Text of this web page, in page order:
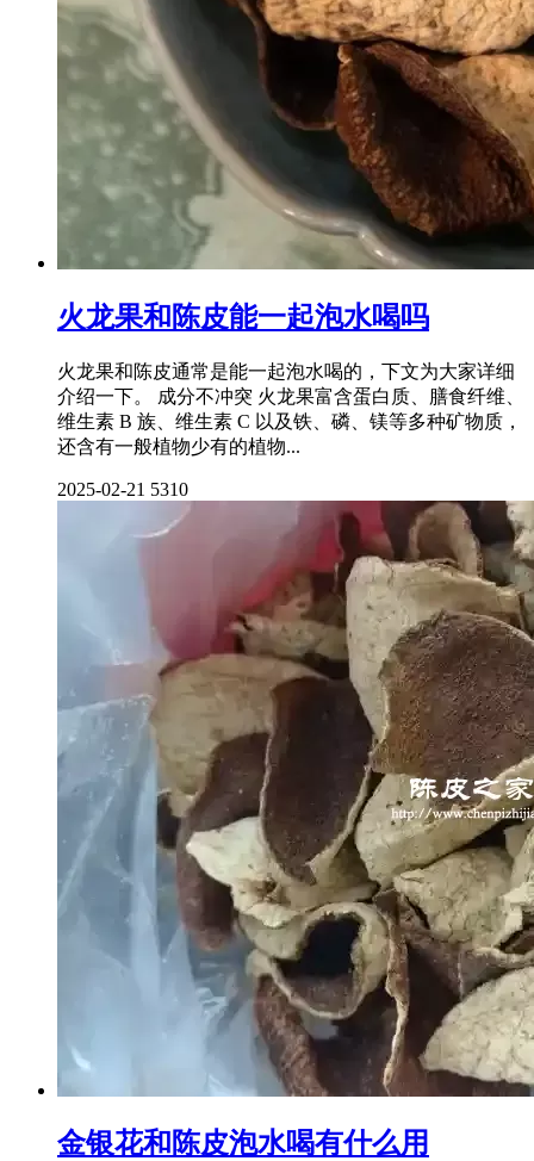
火龙果和陈皮能一起泡水喝吗
火龙果和陈皮通常是能一起泡水喝的，下文为大家详细
介绍一下。 成分不冲突 火龙果富含蛋白质、膳食纤维、
维生素 B 族、维生素 C 以及铁、磷、镁等多种矿物质，
还含有一般植物少有的植物...
2025-02-21 5310
金银花和陈皮泡水喝有什么用